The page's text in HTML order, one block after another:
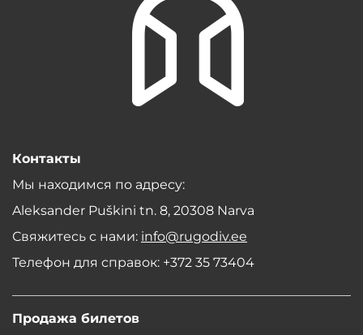
Контакты
Мы находимся по адресу:
Aleksander Puškini tn. 8, 20308 Narva
Свяжитесь с нами: info@rugodiv.ee
Телефон для справок: +372 35 73404
Продажа билетов